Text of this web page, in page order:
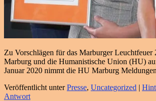
Zu Vorschlägen für das Marburger Leuchtfeuer
Marburg und die Humanistische Union (HU)
Januar 2020 nimmt die HU Marburg
Veröffentlicht unter Presse, Uncategorized |
Antwort